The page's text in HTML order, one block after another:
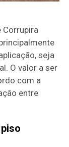
Corrupira
seja
O valor a ser
com a
entre